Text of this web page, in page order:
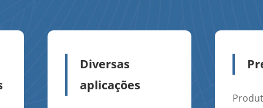
Diversas
aplicações